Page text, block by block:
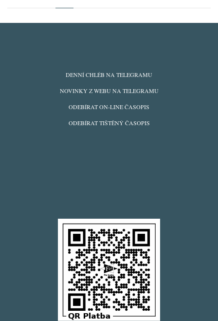
DENNÍ CHLÉB NA TELEGRAMU
NOVINKY Z WEBU NA TELEGRAMU
ODEBÍRAT ON-LINE ČASOPIS
ODEBÍRAT TIŠTĚNÝ ČASOPIS